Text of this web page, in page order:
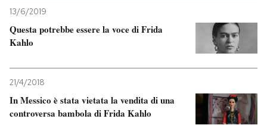
NEWSLETTER
I MIEI PREFERITI
SHOP
13/6/2019
Questa potrebbe essere la voce di Frida
Kahlo
21/4/2018
In Messico è stata vietata la vendita di una
controversa bambola di Frida Kahlo